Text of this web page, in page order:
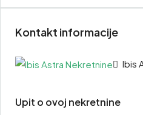
Kontakt informacije
Ibis
Upit o ovoj nekretnine